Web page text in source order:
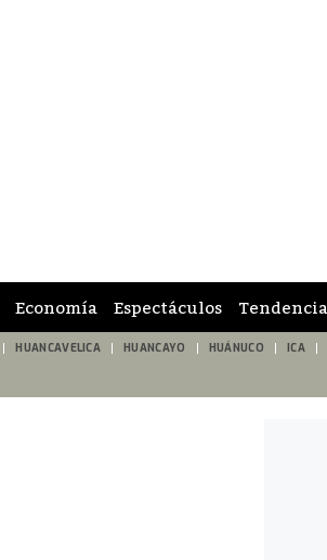
Economía Espectáculos Tendencia
HUANCAVELICA HUANCAYO HUÁNUCO ICA